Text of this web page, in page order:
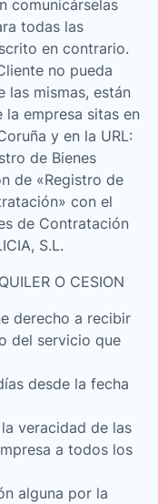
comunicárselas
todas las
en contrario.
no pueda
las mismas, están
empresa sitas en
y en la URL:
de Bienes
de «Registro de
con el
de Contratación
S.L.
O CESION
derecho a recibir
del servicio que
desde la fecha
veracidad de las
a todos los
alguna por la